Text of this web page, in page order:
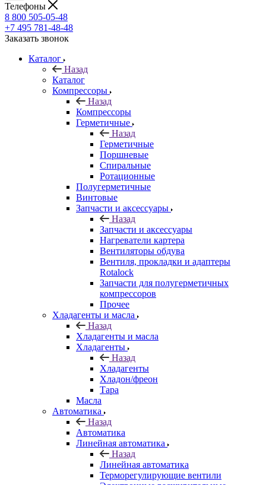
Телефоны
8 800 505-05-48
+7 495 781-48-48
Заказать звонок
Каталог
Назад
Каталог
Компрессоры
Назад
Компрессоры
Герметичные
Назад
Герметичные
Поршневые
Спиральные
Ротационные
Полугерметичные
Винтовые
Запчасти и аксессуары
Назад
Запчасти и аксессуары
Нагреватели картера
Вентиляторы обдува
Вентиля, прокладки и адаптеры
Rotalock
Запчасти для полугерметичных
компрессоров
Прочее
Хладагенты и масла
Назад
Хладагенты и масла
Хладагенты
Назад
Хладагенты
Хладон/фреон
Тара
Масла
Автоматика
Назад
Автоматика
Линейная автоматика
Назад
Линейная автоматика
Терморегулирующие вентили